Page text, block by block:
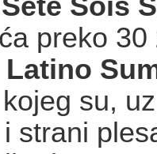
preko
Latino
su,
strani